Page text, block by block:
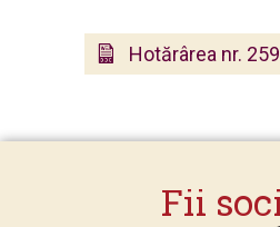
Hotărârea nr. 259